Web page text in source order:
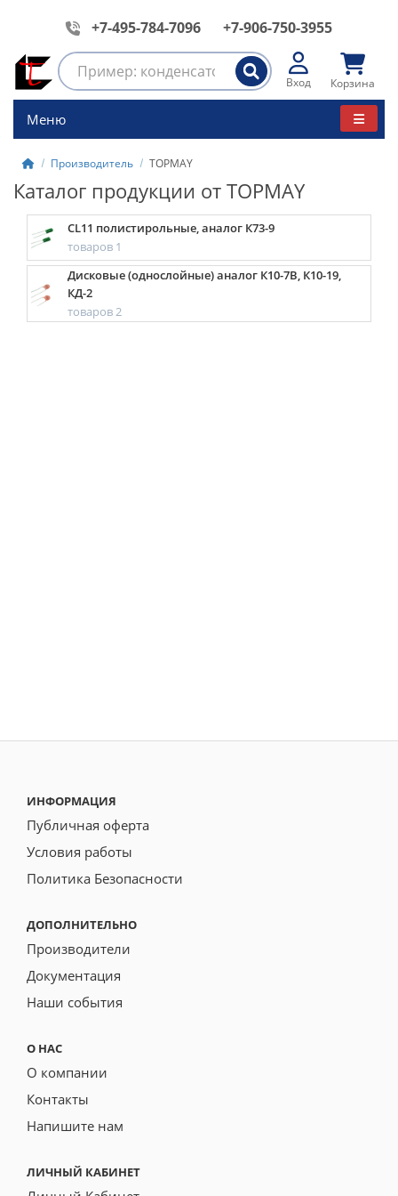
+7-495-784-7096 +7-906-750-3955
Вход Корзина
Меню
Производитель TOPMAY
Каталог продукции от TOPMAY
CL11 полистирольные, аналог К73-9
товаров 1
Дисковые (однослойные) аналог К10-7В, К10-19,
КД-2
товаров 2
ИНФОРМАЦИЯ
Публичная оферта
Условия работы
Политика Безопасности
ДОПОЛНИТЕЛЬНО
Производители
Документация
Наши события
О НАС
О компании
Контакты
Напишите нам
ЛИЧНЫЙ КАБИНЕТ